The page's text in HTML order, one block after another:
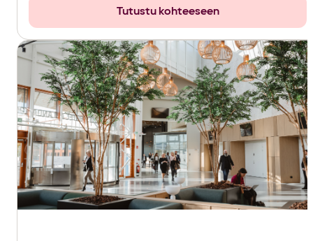
Tutustu kohteeseen